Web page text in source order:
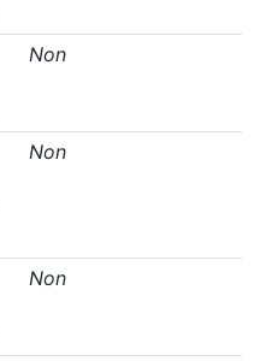
Non
Non
Non